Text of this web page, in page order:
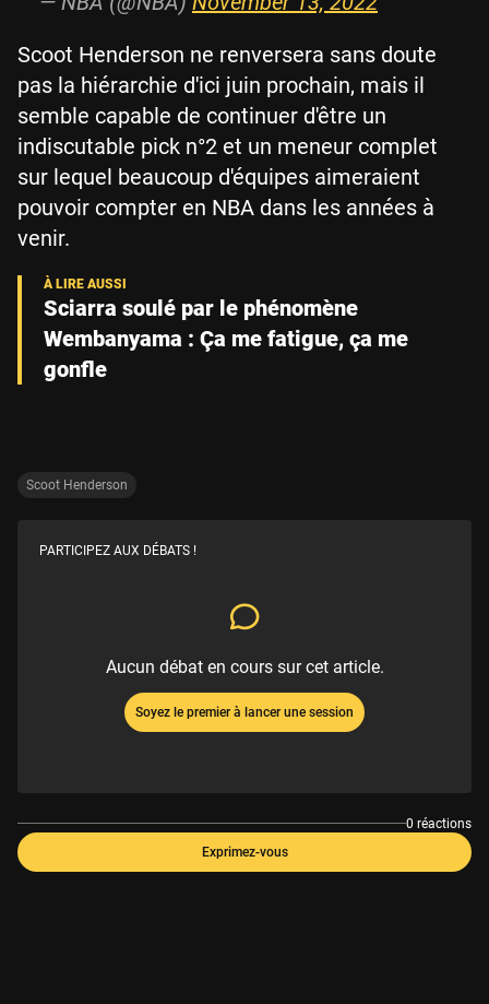
Scoot Henderson ne renversera sans doute
pas la hiérarchie d'ici juin prochain, mais il
semble capable de continuer d'être un
indiscutable pick n°2 et un meneur complet
sur lequel beaucoup d'équipes aimeraient
pouvoir compter en NBA dans les années à
venir.
Sciarra soulé par le phénomène
Wembanyama : Ça me fatigue, ça me
gonfle
Scoot Henderson
PARTICIPEZ AUX DÉBATS !
Aucun débat en cours sur cet article.
Soyez le premier à lancer une session
0 réactions
Exprimez-vous